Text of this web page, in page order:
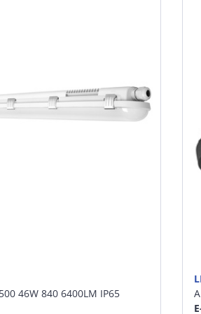
46W 840 6400LM IP65